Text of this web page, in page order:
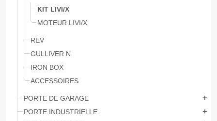
KIT LIVI/X
MOTEUR LIVI/X
REV
GULLIVER N
IRON BOX
ACCESSOIRES
PORTE DE GARAGE add
PORTE INDUSTRIELLE add